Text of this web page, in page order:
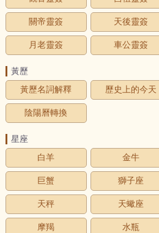
關帝靈簽 天後靈簽
月老靈簽 車公靈簽
黃歷
黃歷名詞解釋
歷史上的今天
陰陽曆轉換
星座
白羊
金牛
巨蟹 獅子座
天秤 天蠍座
摩羯 水瓶